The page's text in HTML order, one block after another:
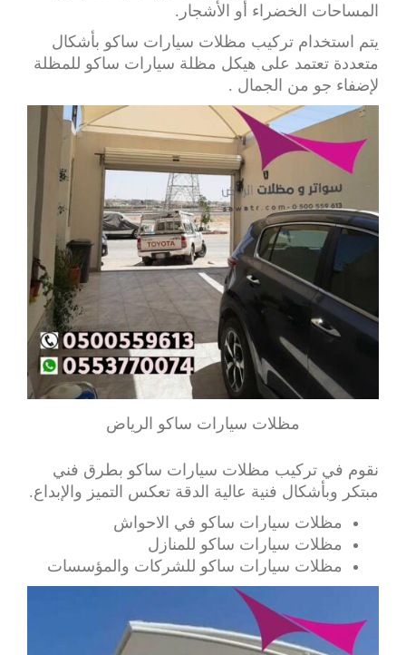
المساحات الخضراء أو الأشجار.
يتم استخدام تركيب مظلات سيارات ساكو بأشكال
متعددة تعتمد على هيكل مظلة سيارات ساكو للمظلة
لإضفاء جو من الجمال .
مظلات سيارات ساكو الرياض
نقوم في تركيب مظلات سيارات ساكو بطرق فني
مبتكر وبأشكال فنية عالية الدقة تعكس التميز والإبداع.
مظلات سيارات ساكو في الاحواش
مظلات سيارات ساكو للمنازل
مظلات سيارات ساكو للشركات والمؤسسات